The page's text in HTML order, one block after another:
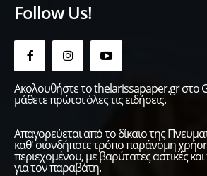
Follow Us!
Ακολουθήστε το thelarissapaper.gr στο
μάθετε πρώτοι όλες τις ειδήσεις.
Απαγορεύεται από το δίκαιο της
καθ' οιονδήποτε τρόπο παράνομη
περιεχομένου, με βαρύτατες αστικές και
για τον παραβάτη.